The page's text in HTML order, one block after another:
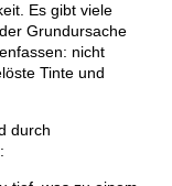
Es gibt viele
Grundursache
nicht
Tinte und
durch